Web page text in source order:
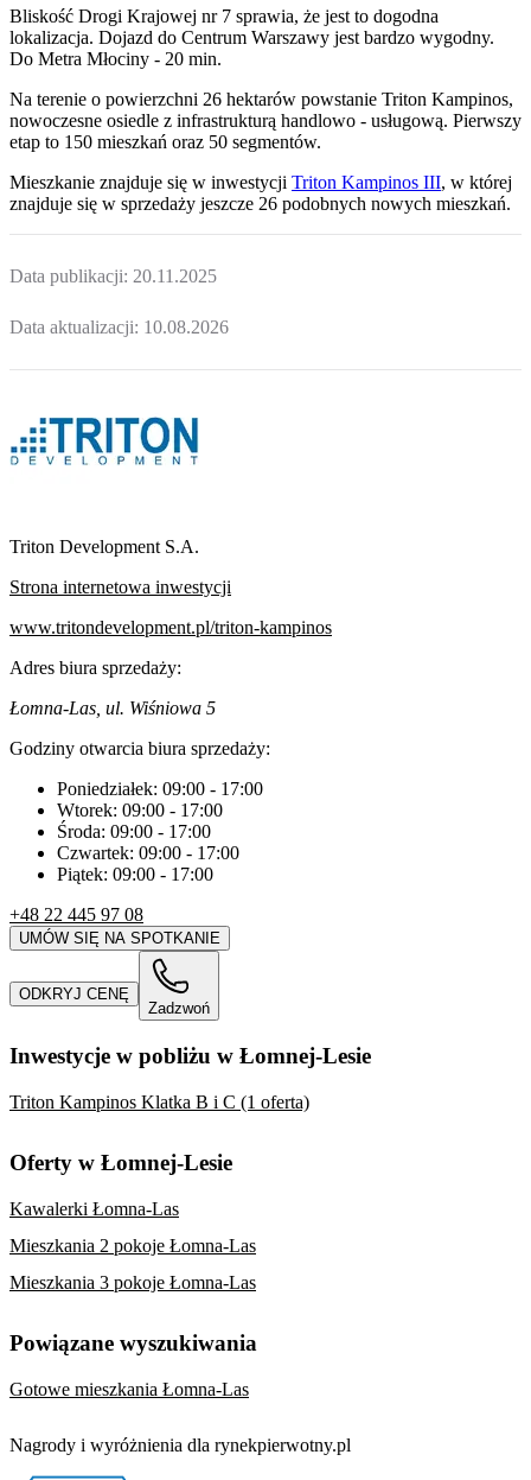
Bliskość Drogi Krajowej nr 7 sprawia, że jest to dogodna
lokalizacja. Dojazd do Centrum Warszawy jest bardzo wygodny.
Do Metra Młociny - 20 min.
Na terenie o powierzchni 26 hektarów powstanie Triton Kampinos,
nowoczesne osiedle z infrastrukturą handlowo - usługową. Pierwszy
etap to 150 mieszkań oraz 50 segmentów.
Mieszkanie znajduje się w inwestycji Triton Kampinos III, w której
znajduje się w sprzedaży jeszcze 26 podobnych nowych mieszkań.
Data publikacji: 20.11.2025
Data aktualizacji: 10.08.2026
Triton Development S.A.
Strona internetowa inwestycji
www.tritondevelopment.pl/triton-kampinos
Adres biura sprzedaży:
Łomna-Las, ul. Wiśniowa 5
Godziny otwarcia biura sprzedaży:
Poniedziałek: 09:00 - 17:00
Wtorek: 09:00 - 17:00
Środa: 09:00 - 17:00
Czwartek: 09:00 - 17:00
Piątek: 09:00 - 17:00
+48 22 445 97 08
UMÓW SIĘ NA SPOTKANIE
ODKRYJ CENĘ
Zadzwoń
Inwestycje w pobliżu w Łomnej-Lesie
Triton Kampinos Klatka B i C (1 oferta)
Oferty w Łomnej-Lesie
Kawalerki Łomna-Las
Mieszkania 2 pokoje Łomna-Las
Mieszkania 3 pokoje Łomna-Las
Powiązane wyszukiwania
Gotowe mieszkania Łomna-Las
Nagrody i wyróżnienia dla rynekpierwotny.pl